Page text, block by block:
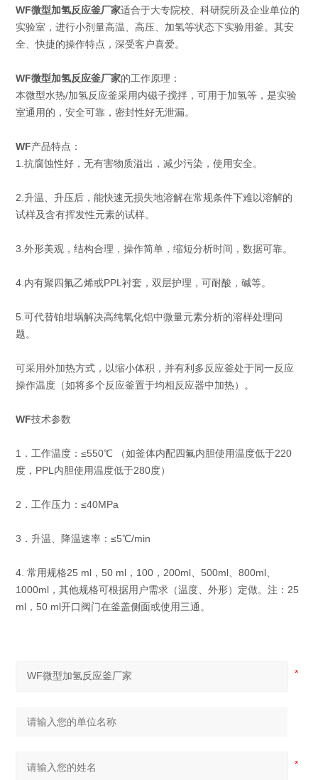
WF微型加氢反应釜厂家适合于大专院校、科研院所及企业单位的
实验室，进行小剂量高温、高压、加氢等状态下实验用釜。其安
全、快捷的操作特点，深受客户喜爱。
WF微型加氢反应釜厂家的工作原理：
本微型水热/加氢反应釜采用内磁子搅拌，可用于加氢等，是实验
室通用的，安全可靠，密封性好无泄漏。
WF产品特点：
1.抗腐蚀性好，无有害物质溢出，减少污染，使用安全。
2.升温、升压后，能快速无损失地溶解在常规条件下难以溶解的
试样及含有挥发性元素的试样。
3.外形美观，结构合理，操作简单，缩短分析时间，数据可靠。
4.内有聚四氟乙烯或PPL衬套，双层护理，可耐酸，碱等。
5.可代替铂坩埚解决高纯氧化铝中微量元素分析的溶样处理问
题。
可采用外加热方式，以缩小体积，并有利多反应釜处于同一反应
操作温度（如将多个反应釜置于均相反应器中加热）。
WF技术参数
1．工作温度：≤550℃ （如釜体内配四氟内胆使用温度低于220
度，PPL内胆使用温度低于280度）
2．工作压力：≤40MPa
3．升温、降温速率：≤5℃/min
4. 常用规格25 ml，50 ml，100，200ml、500ml、800ml、
1000ml，其他规格可根据用户需求（温度、外形）定做。注：25
ml，50 ml开口阀门在釜盖侧面或使用三通。